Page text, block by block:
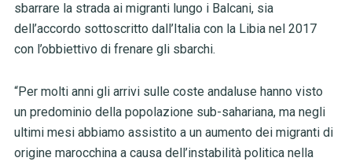
sbarrare la strada ai migranti lungo i Balcani, sia
dell’accordo sottoscritto dall’Italia con la Libia nel 2017
con l’obbiettivo di frenare gli sbarchi.
“Per molti anni gli arrivi sulle coste andaluse hanno visto
un predominio della popolazione sub-sahariana, ma negli
ultimi mesi abbiamo assistito a un aumento dei migranti di
origine marocchina a causa dell’instabilità politica nella